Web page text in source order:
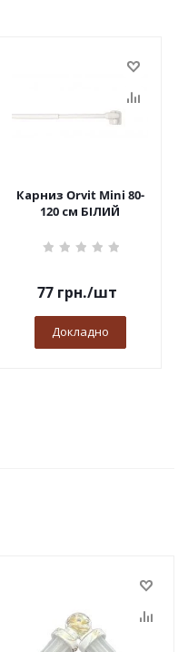
Карниз Orvit Mini 80-
120 см БІЛИЙ
77грн./шт
Докладно